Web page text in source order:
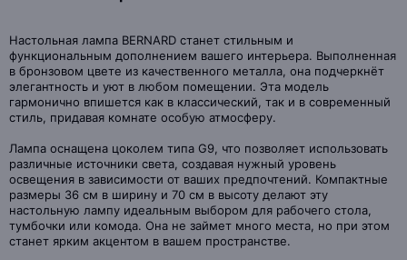
Настольная лампа BERNARD станет стильным и
функциональным дополнением вашего интерьера. Выполненная
в бронзовом цвете из качественного металла, она подчеркнёт
элегантность и уют в любом помещении. Эта модель
гармонично впишется как в классический, так и в современный
стиль, придавая комнате особую атмосферу.
Лампа оснащена цоколем типа G9, что позволяет использовать
различные источники света, создавая нужный уровень
освещения в зависимости от ваших предпочтений. Компактные
размеры 36 см в ширину и 70 см в высоту делают эту
настольную лампу идеальным выбором для рабочего стола,
тумбочки или комода. Она не займет много места, но при этом
станет ярким акцентом в вашем пространстве.